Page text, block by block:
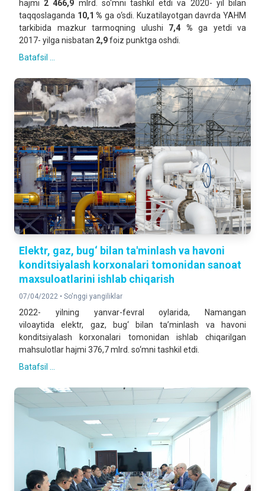
hajmi 2 466,9 mlrd. so‘mni tashkil etdi va 2020- yil bilan
taqqoslaganda 10,1 % ga o‘sdi. Kuzatilayotgan davrda YAHM
tarkibida mazkur tarmoqning ulushi 7,4 % ga yetdi va
2017- yilga nisbatan 2,9foiz punktga oshdi.
Batafsil ...
Elektr, gaz, bug‘ bilan ta'minlash va havoni
konditsiyalash korxonalari tomonidan sanoat
maxsuloatlarini ishlab chiqarish
07/04/2022 • So'nggi yangiliklar
2022- yilning yanvar-fevral oylarida, Namangan
viloaytida elektr, gaz, bug‘ bilan ta’minlash va havoni
konditsiyalash korxonalari tomonidan ishlab chiqarilgan
mahsulotlar hajmi 376,7 mlrd. so‘mni tashkil etdi.
Batafsil ...